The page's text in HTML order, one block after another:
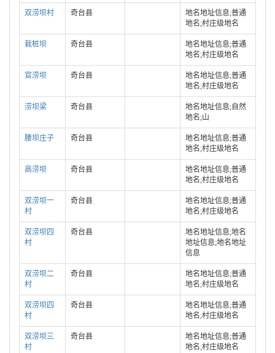
双涝坝村 奇台县
地名地址信息;普通
地名;村庄级地名
栽桩坝 奇台县
地名地址信息;普通
地名;村庄级地名
官涝坝 奇台县
地名地址信息;普通
地名;村庄级地名
涝坝梁 奇台县
地名地址信息;自然
地名;山
腰坝庄子 奇台县
地名地址信息;普通
地名;村庄级地名
高涝坝 奇台县
地名地址信息;普通
地名;村庄级地名
双涝坝一
村
奇台县
地名地址信息;普通
地名;村庄级地名
双涝坝四
村
奇台县
地名地址信息;地名
地址信息;地名地址
信息
双涝坝二
村
奇台县
地名地址信息;普通
地名;村庄级地名
双涝坝四
村
奇台县
地名地址信息;普通
地名;村庄级地名
双涝坝三
村
奇台县
地名地址信息;普通
地名;村庄级地名